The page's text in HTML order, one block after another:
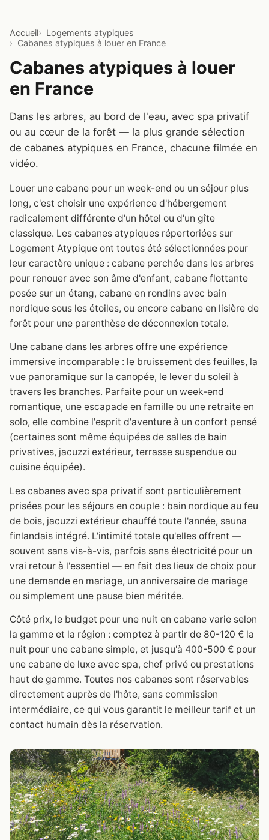
Accueil
Logements atypiques
Cabanes atypiques à louer en France
Cabanes atypiques à louer
en France
Dans les arbres, au bord de l'eau, avec spa privatif
ou au cœur de la forêt — la plus grande sélection
de cabanes atypiques en France, chacune filmée en
vidéo.
Louer une cabane pour un week-end ou un séjour plus
long, c'est choisir une expérience d'hébergement
radicalement différente d'un hôtel ou d'un gîte
classique. Les cabanes atypiques répertoriées sur
Logement Atypique ont toutes été sélectionnées pour
leur caractère unique : cabane perchée dans les arbres
pour renouer avec son âme d'enfant, cabane flottante
posée sur un étang, cabane en rondins avec bain
nordique sous les étoiles, ou encore cabane en lisière de
forêt pour une parenthèse de déconnexion totale.
Une cabane dans les arbres offre une expérience
immersive incomparable : le bruissement des feuilles, la
vue panoramique sur la canopée, le lever du soleil à
travers les branches. Parfaite pour un week-end
romantique, une escapade en famille ou une retraite en
solo, elle combine l'esprit d'aventure à un confort pensé
(certaines sont même équipées de salles de bain
privatives, jacuzzi extérieur, terrasse suspendue ou
cuisine équipée).
Les cabanes avec spa privatif sont particulièrement
prisées pour les séjours en couple : bain nordique au feu
de bois, jacuzzi extérieur chauffé toute l'année, sauna
finlandais intégré. L'intimité totale qu'elles offrent —
souvent sans vis-à-vis, parfois sans électricité pour un
vrai retour à l'essentiel — en fait des lieux de choix pour
une demande en mariage, un anniversaire de mariage
ou simplement une pause bien méritée.
Côté prix, le budget pour une nuit en cabane varie selon
la gamme et la région : comptez à partir de 80-120 € la
nuit pour une cabane simple, et jusqu'à 400-500 € pour
une cabane de luxe avec spa, chef privé ou prestations
haut de gamme. Toutes nos cabanes sont réservables
directement auprès de l'hôte, sans commission
intermédiaire, ce qui vous garantit le meilleur tarif et un
contact humain dès la réservation.